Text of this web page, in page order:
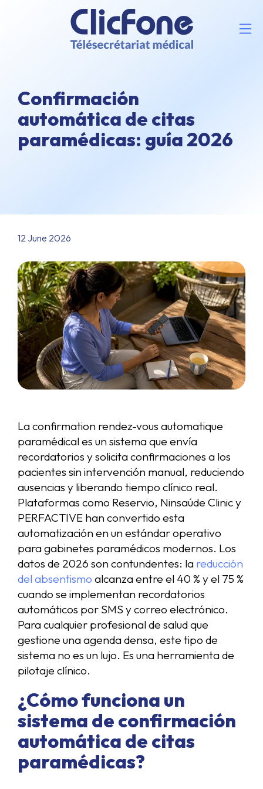
Confirmación
automática de citas
paramédicas: guía 2026
12 June 2026
La confirmation rendez-vous automatique
paramédical es un sistema que envía
recordatorios y solicita confirmaciones a los
pacientes sin intervención manual, reduciendo
ausencias y liberando tiempo clínico real.
Plataformas como Reservio, Ninsaúde Clinic y
PERFACTIVE han convertido esta
automatización en un estándar operativo
para gabinetes paramédicos modernos. Los
datos de 2026 son contundentes: la reducción
del absentismo alcanza entre el 40 % y el 75 %
cuando se implementan recordatorios
automáticos por SMS y correo electrónico.
Para cualquier profesional de salud que
gestione una agenda densa, este tipo de
sistema no es un lujo. Es una herramienta de
pilotaje clínico.
¿Cómo funciona un
sistema de confirmación
automática de citas
paramédicas?